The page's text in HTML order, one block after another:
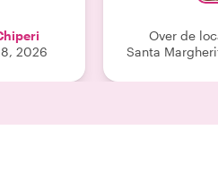
2026
taxi
Over de
Santa